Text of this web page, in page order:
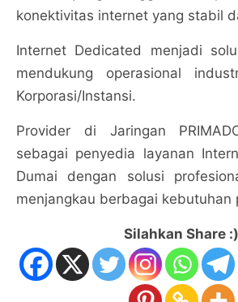
konektivitas internet yang stabil
Internet Dedicated menjadi
mendukung operasional
Korporasi/Instansi.
Provider di Jaringan
sebagai penyedia layanan
Dumai dengan solusi
menjangkau berbagai kebutuhan
Silahkan Share :)